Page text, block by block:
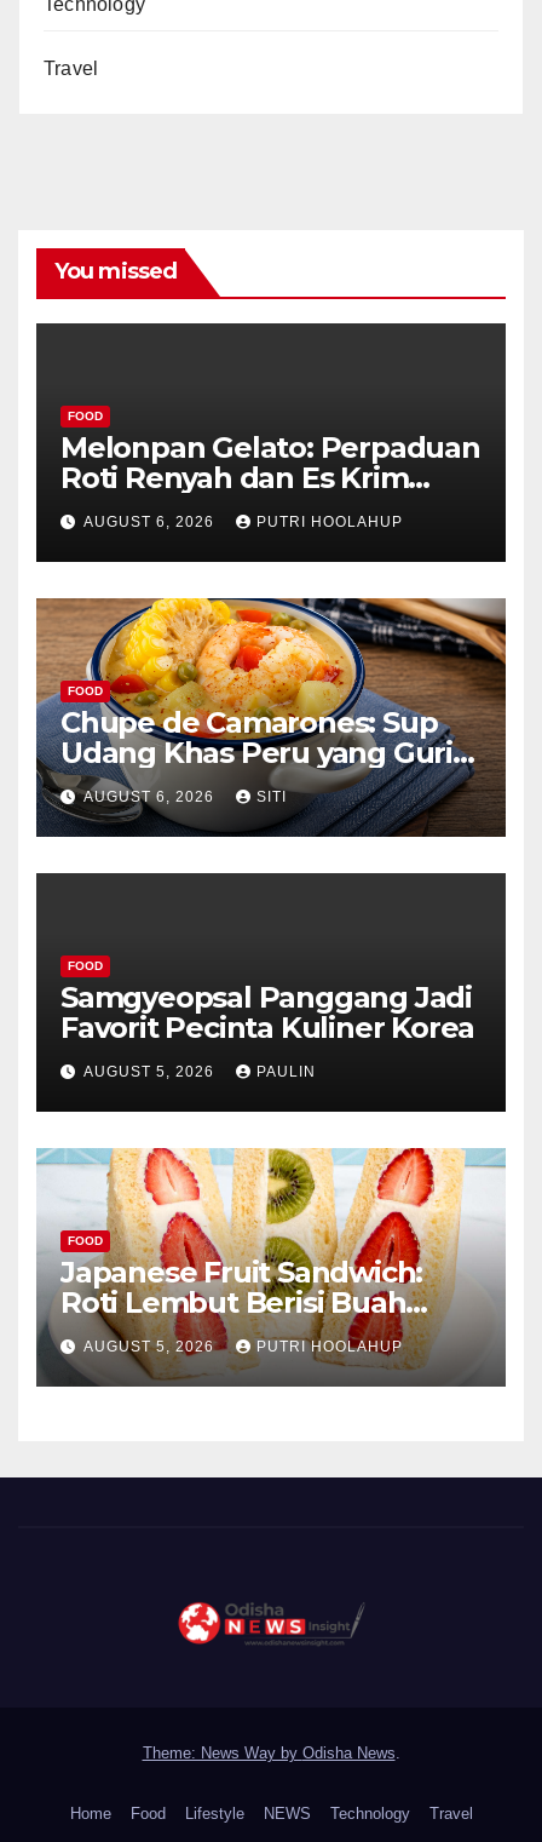
Technology
Travel
You missed
FOOD
Melonpan Gelato: Perpaduan
Roti Renyah dan Es Krim
Lembut yang Menggoda
AUGUST 6, 2026 PUTRI HOOLAHUP
FOOD
Chupe de Camarones: Sup
Udang Khas Peru yang Gurih
Lezat
AUGUST 6, 2026 SITI
FOOD
Samgyeopsal Panggang Jadi
Favorit Pecinta Kuliner Korea
AUGUST 5, 2026 PAULIN
FOOD
Japanese Fruit Sandwich:
Roti Lembut Berisi Buah
Segar yang Memikat Selera
AUGUST 5, 2026 PUTRI HOOLAHUP
Theme: News Way by Odisha News.
Home Food Lifestyle NEWS Technology Travel